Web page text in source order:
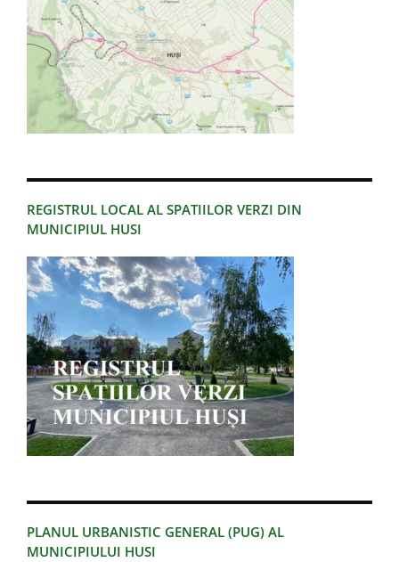
REGISTRUL LOCAL AL SPATIILOR VERZI DIN
MUNICIPIUL HUSI
PLANUL URBANISTIC GENERAL (PUG) AL
MUNICIPIULUI HUSI